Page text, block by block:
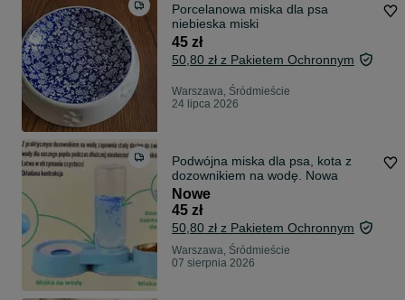
Porcelanowa miska dla psa
niebieska miski
45 zł
50,80 zł z Pakietem Ochronnym
Warszawa, Śródmieście
24 lipca 2026
Podwójna miska dla psa, kota z
dozownikiem na wodę. Nowa
Nowe
45 zł
50,80 zł z Pakietem Ochronnym
Warszawa, Śródmieście
07 sierpnia 2026